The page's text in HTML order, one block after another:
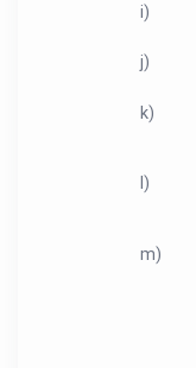
i)
j)
k)
l)
m)